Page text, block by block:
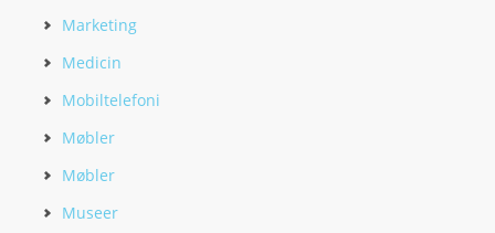
Marketing
Medicin
Mobiltelefoni
Møbler
Møbler
Museer